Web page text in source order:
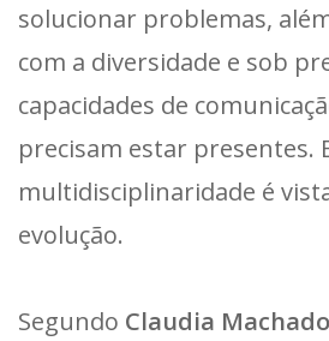
solucionar problemas,
com a diversidade e sob
capacidades de
precisam estar presentes.
multidisciplinaridade é
evolução.
Segundo Claudia Machado